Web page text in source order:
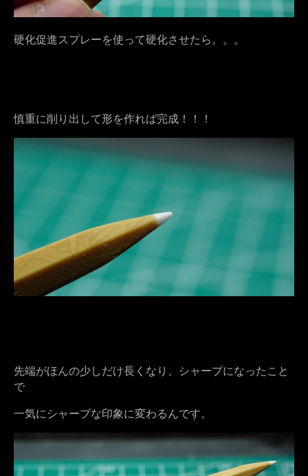
硬化促進スプレーを使って硬化させたら。。。
慎重に削り出して形を作れば完成！！！
先端がほんの少しだけ長くなり、シャープになったこと
で
一気にシャープな印象に変わるんです。